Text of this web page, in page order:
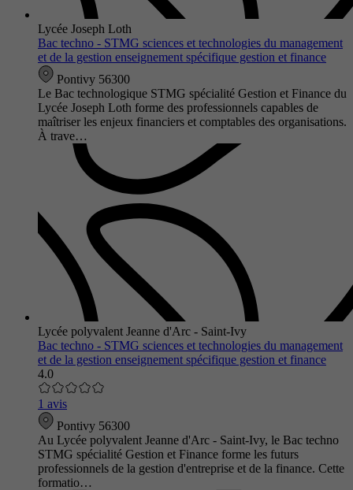
Lycée Joseph Loth
Bac techno - STMG sciences et technologies du management
et de la gestion enseignement spécifique gestion et finance
Pontivy 56300
Le Bac technologique STMG spécialité Gestion et Finance du
Lycée Joseph Loth forme des professionnels capables de
maîtriser les enjeux financiers et comptables des organisations.
À trave…
Lycée polyvalent Jeanne d'Arc - Saint-Ivy
Bac techno - STMG sciences et technologies du management
et de la gestion enseignement spécifique gestion et finance
4.0
1 avis
Pontivy 56300
Au Lycée polyvalent Jeanne d'Arc - Saint-Ivy, le Bac techno
STMG spécialité Gestion et Finance forme les futurs
professionnels de la gestion d'entreprise et de la finance. Cette
formatio…